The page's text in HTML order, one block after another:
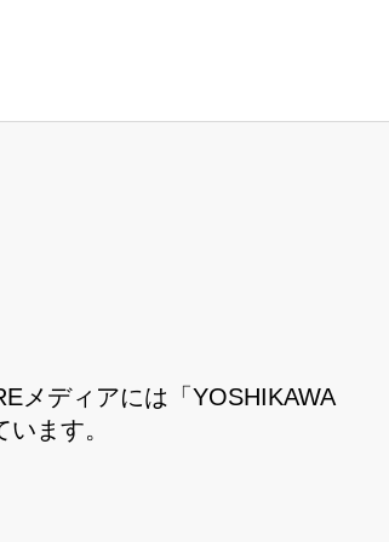
メディアには「YOSHIKAWA
ます。